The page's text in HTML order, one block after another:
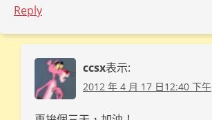
Reply
ccsx表示:
2012 年 4 月 17 日12:40 下午